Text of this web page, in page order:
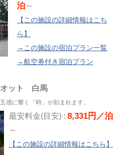
泊～
【この施設の詳細情報はこち
ら】
→この施設の宿泊プラン一覧
→航空券付き宿泊プラン
オット 白馬
感に響く「時」が刻まれます。
最安料金(目安) : 8,331円／泊
～
【この施設の詳細情報はこちら】